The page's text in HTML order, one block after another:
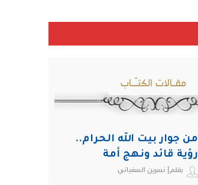
مقـالات الكتـّـاب
من جوار بيت الله الحرام..
رؤية قائد ونهج أمة
بقلم| نسرين السفياني